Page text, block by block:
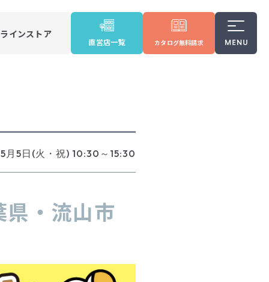
インストア
直営店一覧 カタログ無料請求
月5日(火・祝) 10:30～15:30
県・流山市